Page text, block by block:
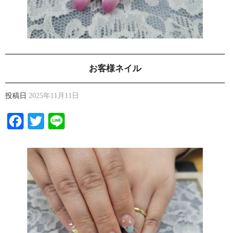
お客様ネイル
投稿日 2025年11月11日
Facebook
Twitter